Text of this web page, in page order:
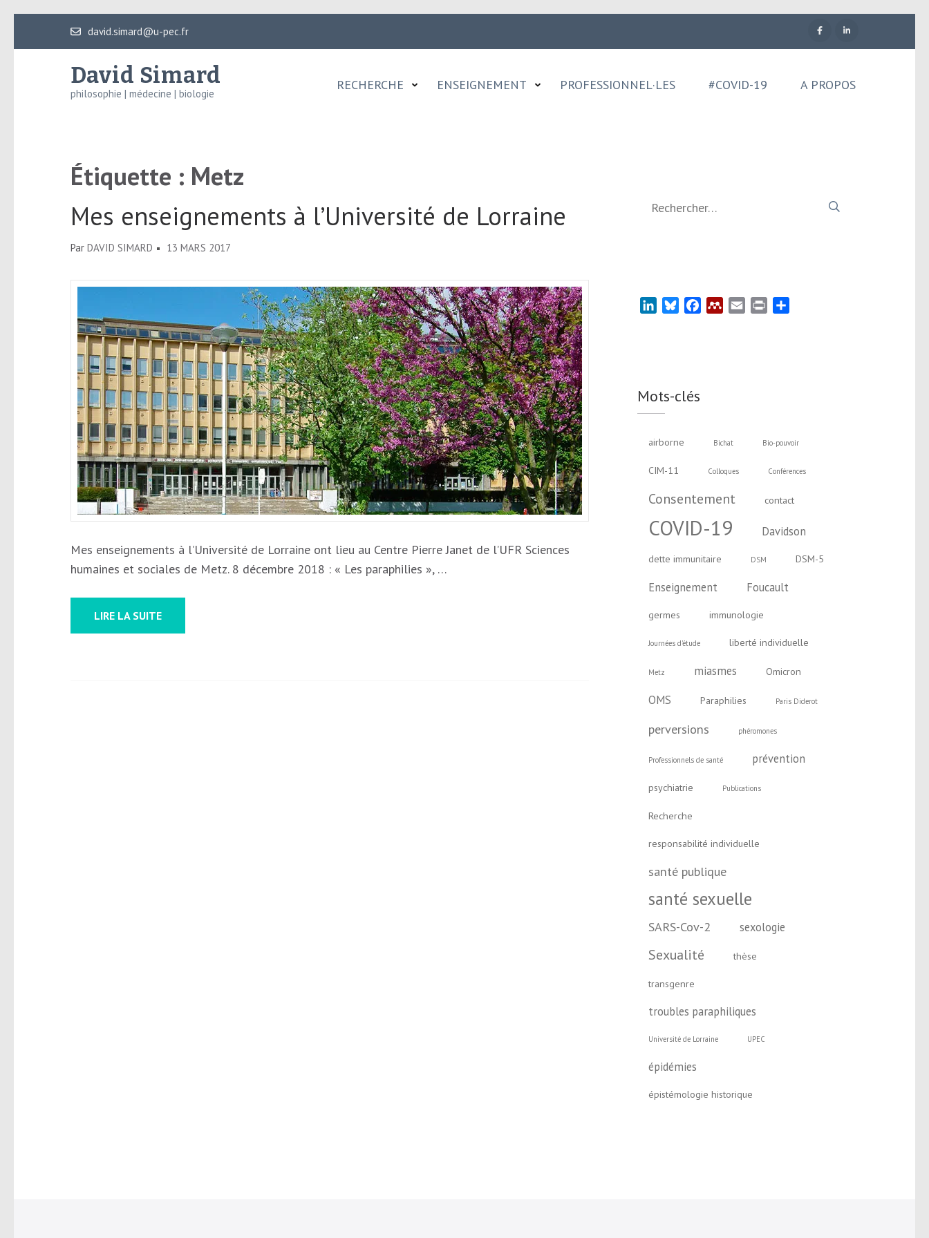
david.simard@u-pec.fr
David Simard
philosophie | médecine | biologie
RECHERCHE ENSEIGNEMENT PROFESSIONNEL·LES #COVID-19 A PROPOS
Étiquette : Metz
Mes enseignements à l’Université de Lorraine
Par DAVID SIMARD 13 MARS 2017
Mes enseignements à l’Université de Lorraine ont lieu au Centre Pierre Janet de l’UFR Sciences
humaines et sociales de Metz. 8 décembre 2018 : « Les paraphilies », …
LIRE LA SUITE
LinkedInBlueskyFacebookMendeley
Email Print
Mots-clés
airborne Bichat Bio-pouvoir
CIM-11 Colloques Conférences
Consentement contact
COVID-19 Davidson
dette immunitaire DSM DSM-5
Enseignement Foucault
germes immunologie
Journées d'étude liberté individuelle
Metz miasmes Omicron
OMS Paraphilies Paris Diderot
perversions phéromones
Professionnels de santé prévention
psychiatrie Publications
Recherche
responsabilité individuelle
santé publique
santé sexuelle
SARS-Cov-2 sexologie
Sexualité thèse
transgenre
troubles paraphiliques
Université de Lorraine UPEC
épidémies
épistémologie historique